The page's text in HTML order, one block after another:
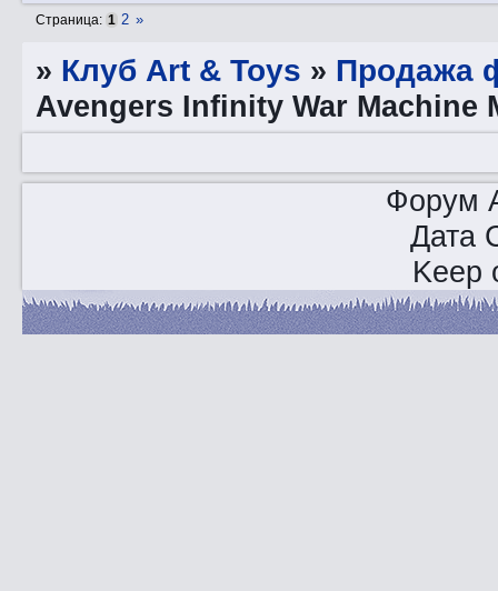
Страница: 1 2 »
» Клуб Art & Toys » Продажа
Avengers Infinity War Machine
Форум
Дата
Keep